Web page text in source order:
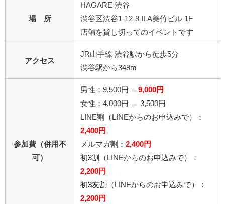
場 所
HAGARE 渋谷
渋谷区渋谷1-12-8 ILA美竹ビル 1F
店舗を貸し切ってのイベントです
アクセス
JR山手線 渋谷駅から徒歩5分
渋谷駅から349m
参加費（併用不
可）
男性：9,500円 → 9,000 円
女性：4,000円 → 3,500円
LINE割
（LINEからのお申込みで）
：
2,400円
メルマガ割： 2,400円
初3割
（LINEからのお申込みで）
：
2,200円
初3友割
（LINEからのお申込みで）
：
2,200円